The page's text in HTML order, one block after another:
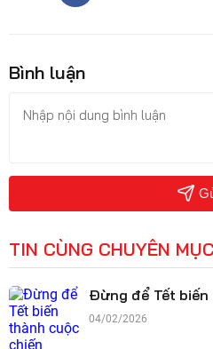
Bình luận
TIN CÙNG CHUYÊN MỤC
Đừng để Tết
04/02/2026